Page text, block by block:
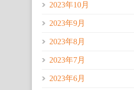
2023年10月
2023年9月
2023年8月
2023年7月
2023年6月